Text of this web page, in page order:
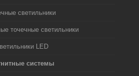
светильники
точечные светильники
LED
системы